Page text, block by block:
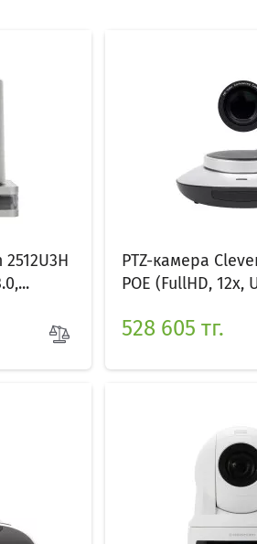
PTZ-камера
POE (FullHD, 12x,
528 605 тг.